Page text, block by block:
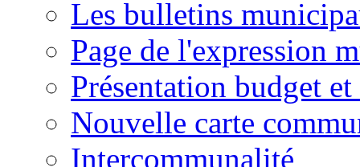
Les bulletins
Page de l'expression
Présentation budget
Nouvelle carte
Intercommunalité